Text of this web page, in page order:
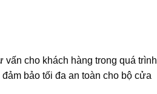
cho khách hàng trong quá trình
bảo tối đa an toàn cho bộ cửa